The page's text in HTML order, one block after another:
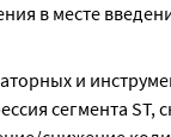
в месте
и
сегмента